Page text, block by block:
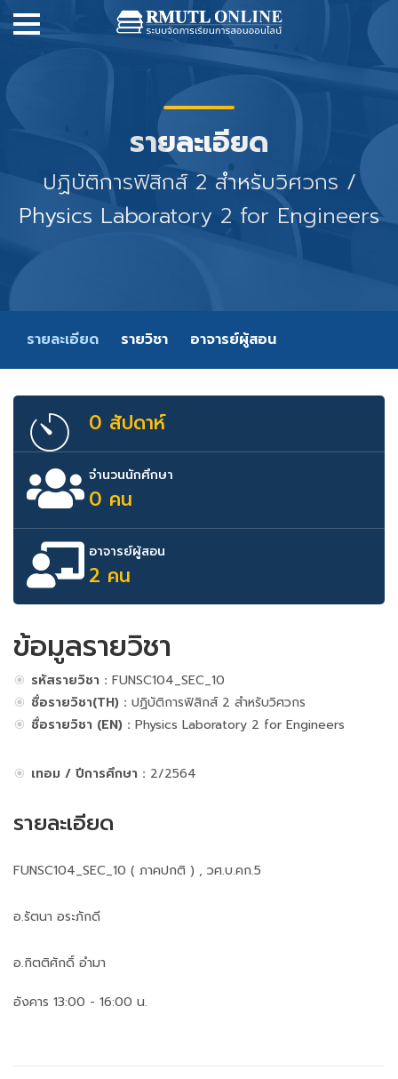
รายละเอียด
ปฏิบัติการฟิสิกส์ 2 สำหรับวิศวกร /
Physics Laboratory 2 for Engineers
รายละเอียด รายวิชา อาจารย์ผู้สอน
0 สัปดาห์
จำนวนนักศึกษา
0 คน
อาจารย์ผู้สอน
2 คน
ข้อมูลรายวิชา
รหัสรายวิชา : FUNSC104_SEC_10
ชื่อรายวิชา(TH) : ปฏิบัติการฟิสิกส์ 2 สำหรับวิศวกร
ชื่อรายวิชา (EN) : Physics Laboratory 2 for Engineers
เทอม / ปีการศึกษา : 2/2564
รายละเอียด
FUNSC104_SEC_10 ( ภาคปกติ ) , วศ.บ.คก.5
อ.รัตนา อระภักดี
อ.กิตติศักดิ์ อำมา
อังคาร 13:00 - 16:00 น.